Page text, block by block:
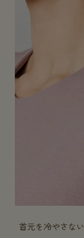
首元を冷やさない